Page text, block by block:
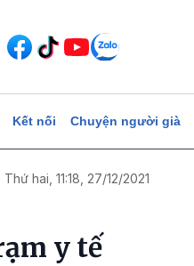
Kết nối Chuyện người già
Thứ hai, 11:18, 27/12/2021
y tế